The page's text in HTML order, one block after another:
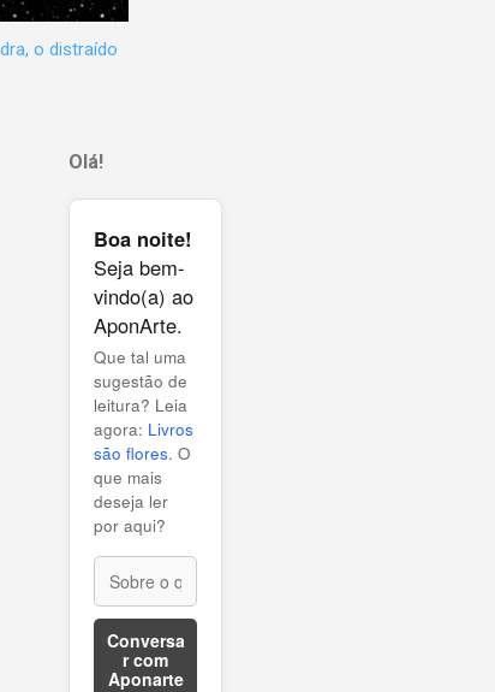
o distraído
Olá!
Boa noite!
Seja bem-
vindo(a) ao
AponArte.
Que tal uma
sugestão de
leitura? Leia
agora: Livros
são flores. O
que mais
deseja ler
por aqui?
Conversa
r com
Aponarte